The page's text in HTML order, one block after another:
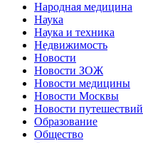
Народная медицина
Наука
Наука и техника
Недвижимость
Новости
Новости ЗОЖ
Новости медицины
Новости Москвы
Новости путешествий
Образование
Общество